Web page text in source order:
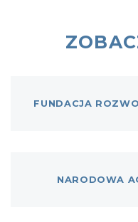
FUNDACJA
NARODOWA